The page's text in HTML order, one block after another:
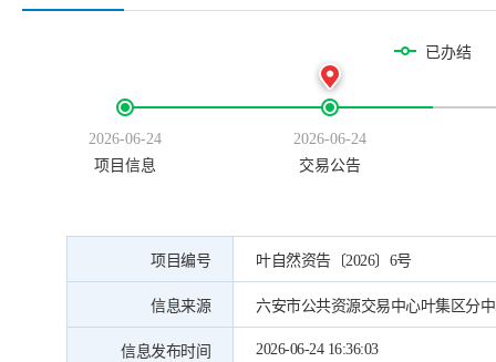
已办结
2026-06-24
项目信息
2026-06-24
交易公告
项目编号 叶自然资告〔2026〕6号
信息来源 六安市公共资源交易中心叶集区分
信息发布时间 2026-06-24 16:36:03